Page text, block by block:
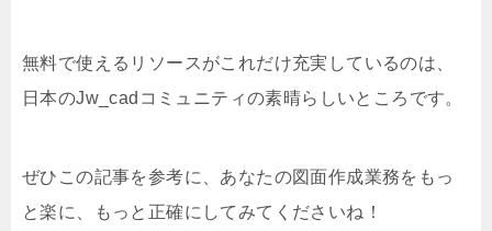
無料で使えるリソースがこれだけ充実しているのは、
日本のJw_cadコミュニティの素晴らしいところです。
ぜひこの記事を参考に、あなたの図面作成業務をもっ
と楽に、もっと正確にしてみてくださいね！